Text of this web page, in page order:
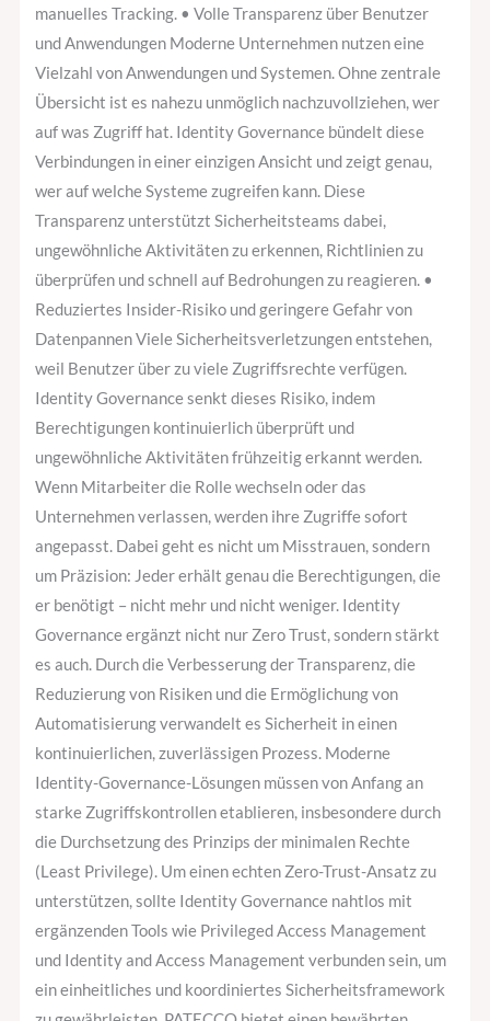
manuelles Tracking. • Volle Transparenz über Benutzer
und Anwendungen Moderne Unternehmen nutzen eine
Vielzahl von Anwendungen und Systemen. Ohne zentrale
Übersicht ist es nahezu unmöglich nachzuvollziehen, wer
auf was Zugriff hat. Identity Governance bündelt diese
Verbindungen in einer einzigen Ansicht und zeigt genau,
wer auf welche Systeme zugreifen kann. Diese
Transparenz unterstützt Sicherheitsteams dabei,
ungewöhnliche Aktivitäten zu erkennen, Richtlinien zu
überprüfen und schnell auf Bedrohungen zu reagieren. •
Reduziertes Insider-Risiko und geringere Gefahr von
Datenpannen Viele Sicherheitsverletzungen entstehen,
weil Benutzer über zu viele Zugriffsrechte verfügen.
Identity Governance senkt dieses Risiko, indem
Berechtigungen kontinuierlich überprüft und
ungewöhnliche Aktivitäten frühzeitig erkannt werden.
Wenn Mitarbeiter die Rolle wechseln oder das
Unternehmen verlassen, werden ihre Zugriffe sofort
angepasst. Dabei geht es nicht um Misstrauen, sondern
um Präzision: Jeder erhält genau die Berechtigungen, die
er benötigt – nicht mehr und nicht weniger. Identity
Governance ergänzt nicht nur Zero Trust, sondern stärkt
es auch. Durch die Verbesserung der Transparenz, die
Reduzierung von Risiken und die Ermöglichung von
Automatisierung verwandelt es Sicherheit in einen
kontinuierlichen, zuverlässigen Prozess. Moderne
Identity-Governance-Lösungen müssen von Anfang an
starke Zugriffskontrollen etablieren, insbesondere durch
die Durchsetzung des Prinzips der minimalen Rechte
(Least Privilege). Um einen echten Zero-Trust-Ansatz zu
unterstützen, sollte Identity Governance nahtlos mit
ergänzenden Tools wie Privileged Access Management
und Identity and Access Management verbunden sein, um
ein einheitliches und koordiniertes Sicherheitsframework